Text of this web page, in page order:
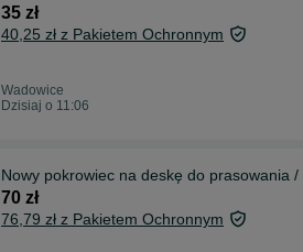
35 zł
40,25 zł z Pakietem Ochronnym
Wadowice
Dzisiaj o 11:06
Nowy pokrowiec na deskę do prasowania
70 zł
76,79 zł z Pakietem Ochronnym